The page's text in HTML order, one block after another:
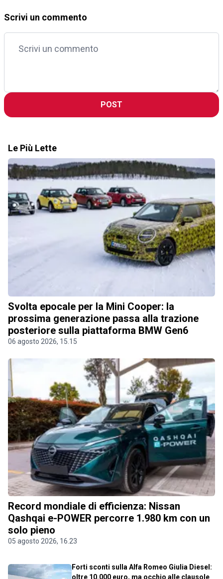
Scrivi un commento
POST
Le Più Lette
Svolta epocale per la Mini Cooper: la
prossima generazione passa alla trazione
posteriore sulla piattaforma BMW Gen6
06 agosto 2026, 15.15
Record mondiale di efficienza: Nissan
Qashqai e-POWER percorre 1.980 km con un
solo pieno
05 agosto 2026, 16.23
Forti sconti sulla Alfa Romeo Giulia Diesel:
oltre 10.000 euro, ma occhio alle clausole